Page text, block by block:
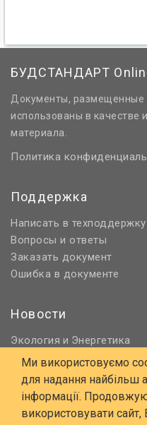
БУДСТАНДАРТ
Документы, размещенные
использованы в качестве
материала.
Политика
Поддержка
Написать в техподдержку
Вопросы и ответы
Заказать документ
Ошибка в документе
Новости
Экология и Энергетика
Нормативное
Строительство и
Охрана труда и ПБ
© 2006 - 2026 Все права
Ми використовуємо
для надання найбільш
інформації.
використовувати сайт,